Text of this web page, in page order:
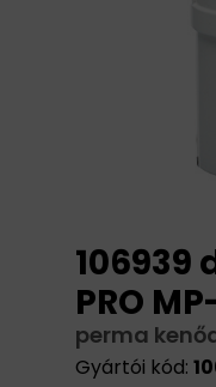
106939
PRO
perma
Gyártói kód: